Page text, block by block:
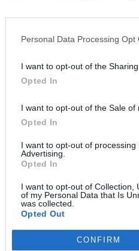
Personal Data Processing Opt
I want to opt-out of the
Opted In
I want to opt-out of the Sale of
Opted In
I want to opt-out of
Advertising.
Opted In
I want to opt-out of Collection,
of my Personal Data that Is
was collected.
Opted Out
CONFIRM